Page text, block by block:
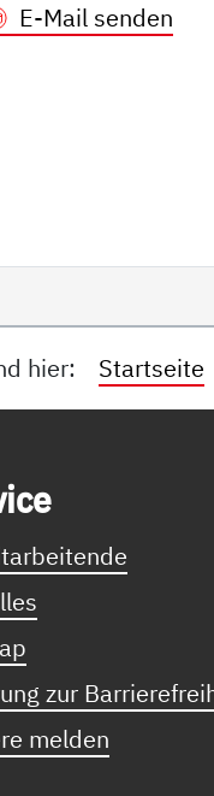
E-Mail senden
hier: Startseite
zur
melden